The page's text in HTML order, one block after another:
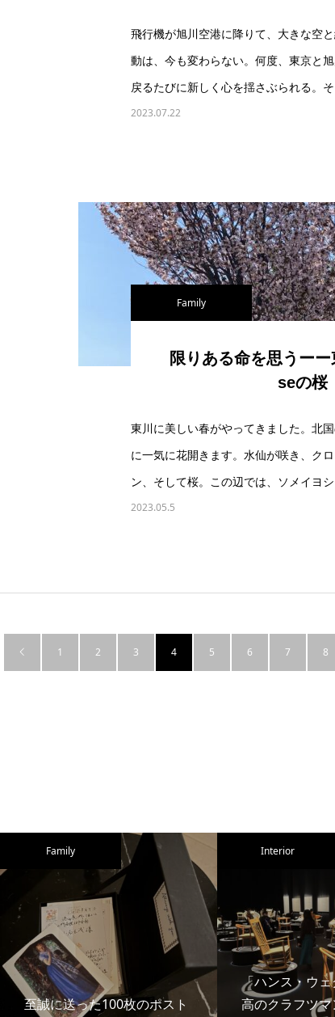
飛行機が旭川空港に降りて、大きな空
動は、今も変わらない。何度、東京と
戻るたびに新しく心を揺さぶられる。
2023.07.22
Family
限りある命を思うー
seの桜
東川に美しい春がやってきました。北
に一気に花開きます。水仙が咲き、ク
ン、そして桜。この辺では、ソメイヨ
2023.05.5
1 2 3 4 5 6 7 8
Family
至誠に送った100枚のポスト
Interior
「ハンス・ウ
高のクラフツ